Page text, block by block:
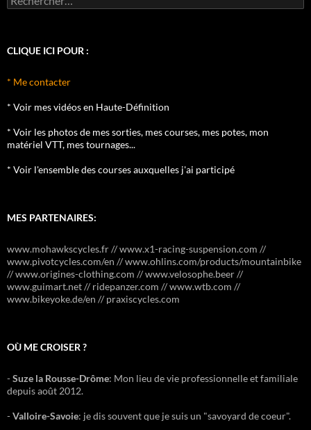
CLIQUE ICI POUR :
* Me contacter
* Voir mes vidéos en Haute-Définition
* Voir les photos de mes sorties, mes courses, mes potes, mon
matériel VTT, mes tournages...
* Voir l'ensemble des courses auxquelles j'ai participé
MES PARTENAIRES:
www.mohawkscycles.fr // www.x1-racing-suspension.com //
www.pivotcycles.com/en // www.ohlins.com/products/mountainbike
// www.origines-clothing.com // www.velosophe.beer //
www.guimart.net // ridepanzer.com // www.wtb.com //
www.bikeyoke.de/en // praxiscycles.com
OÙ ME CROISER ?
-Suze la Rousse-Drôme: Mon lieu de vie professionnelle et familiale
depuis août 2012.
-Valloire-Savoie: je dis souvent que je suis un "savoyard de coeur".